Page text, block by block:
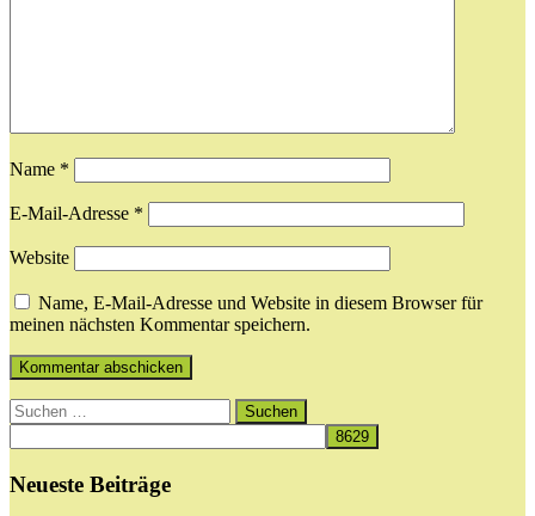
Name *
E-Mail-Adresse *
Website
Name, E-Mail-Adresse und Website in diesem Browser für
meinen nächsten Kommentar speichern.
Suchen
nach:
Neueste Beiträge